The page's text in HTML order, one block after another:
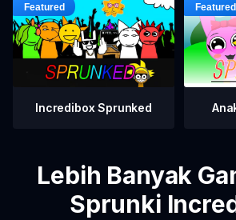
Incredibox Sprunked
Lebih Banyak
Sprunki